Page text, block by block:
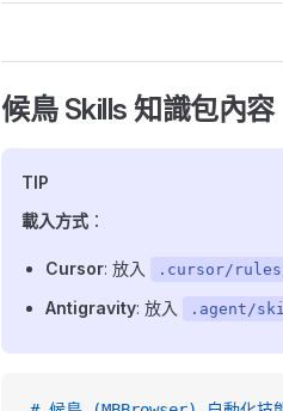
候鳥 Skills 知識包內容
TIP
載入方式 ：
Cursor: 放入 .cursor/
Antigravity: 放入 .agent/